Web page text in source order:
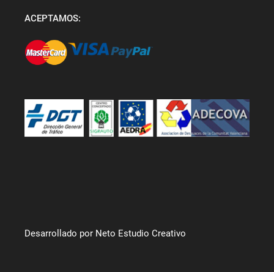
ACEPTAMOS:
Desarrollado por Neto Estudio Creativo